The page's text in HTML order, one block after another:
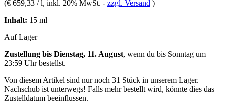
(€ 659,33 / l, inkl. 20% MwSt. - zzgl. Versand )
Inhalt: 15 ml
Auf Lager
Zustellung bis Dienstag, 11. August, wenn du bis Sonntag um
23:59 Uhrbestellst.
Von diesem Artikel sind nur noch 31 Stück in unserem Lager.
Nachschub ist unterwegs! Falls mehr bestellt wird, könnte dies das
Zustelldatum beeinflussen.